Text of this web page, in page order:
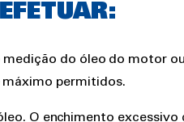
do óleo do motor
máximo permitidos.
O enchimento